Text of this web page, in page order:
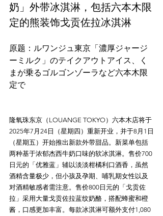
奶」外带冰淇淋，包括六本木限
定的熊装饰戈贡佐拉冰淇淋
原题：ルワンジュ東京「濃厚ジャージ
ーミルク」のテイクアウトアイス、く
まが乗るゴルゴンゾーラなど六本木限
隆氧珠东京（LOUANGE TOKYO）六本木店将于
2025年7月24日（星期四）重新开业，并于8月1日
（星期五）开始推出新款外带甜品。新菜单包括
两种基于浓郁杰西牛奶口味的软冰淇淋。售价700
日元的「优雅蓝」辅以淡淡柑橘利口酒香，虽然
酒精含量极少，但小孩及孕期、哺乳期女性以及
对酒精敏感者需注意。售价800日元的「戈贡佐
拉」采用大量戈贡佐拉蓝纹奶酪，搭配蜂蜜和橙
酱，口感更加丰富。每款冰淇淋可额外支付1,080